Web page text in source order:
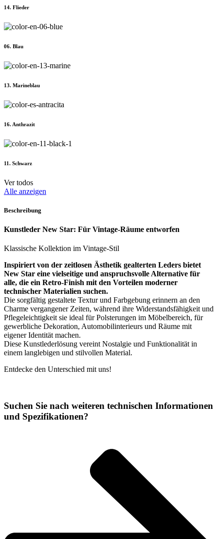
14. Flieder
06. Blau
13. Marineblau
16. Anthrazit
11. Schwarz
Ver todos
Alle anzeigen
Beschreibung
Kunstleder New Star: Für Vintage-Räume entworfen
Klassische Kollektion im Vintage-Stil
Inspiriert von der zeitlosen Ästhetik gealterten Leders bietet
New Star eine vielseitige und anspruchsvolle Alternative für
alle, die ein Retro-Finish mit den Vorteilen moderner
technischer Materialien suchen.
Die sorgfältig gestaltete Textur und Farbgebung erinnern an den
Charme vergangener Zeiten, während ihre Widerstandsfähigkeit und
Pflegeleichtigkeit sie ideal für Polsterungen im Möbelbereich, für
gewerbliche Dekoration, Automobilinterieurs und Räume mit
eigener Identität machen.
Diese Kunstlederlösung vereint Nostalgie und Funktionalität in
einem langlebigen und stilvollen Material.
Entdecke den Unterschied mit uns!
Suchen Sie nach weiteren technischen Informationen
und Spezifikationen?